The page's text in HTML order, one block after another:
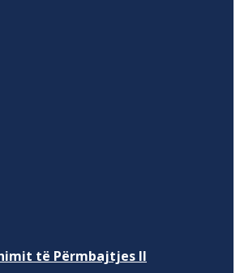
të Përmbajtjes II